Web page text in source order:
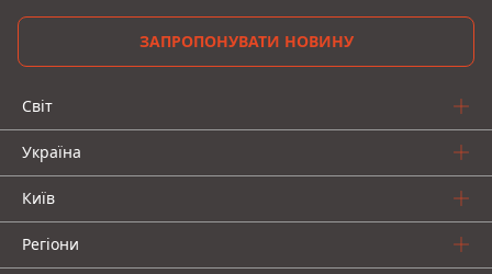
ЗАПРОПОНУВАТИ НОВИНУ
Світ
Україна
Київ
Регіони